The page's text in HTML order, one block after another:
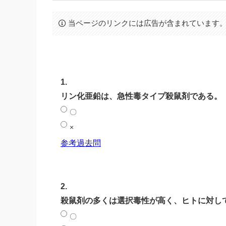
当ページのリンクには広告が含まれています。
1.
リン化亜鉛は、急性毒タイプ殺鼠剤である。
〇
×
参考過去問
2.
殺鼠剤の多くは選択毒性が高く、ヒトに対し
〇